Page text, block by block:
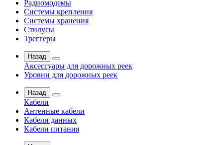
Радиомодемы
Системы крепления
Системы хранения
Стилусы
Треггеры
Назад
Аксессуары для дорожных реек
Уровни для дорожных реек
Назад
Кабели
Антенные кабели
Кабели данных
Кабели питания